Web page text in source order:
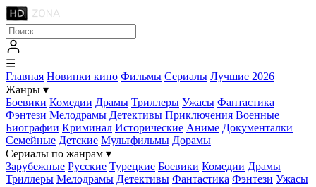
☰
Главная Новинки кино Фильмы Сериалы Лучшие 2026
Жанры ▾
Боевики Комедии Драмы Триллеры Ужасы Фантастика
Фэнтези Мелодрамы Детективы Приключения Военные
Биографии Криминал Исторические Аниме Документалки
Семейные Детские Мультфильмы Дорамы
Сериалы по жанрам ▾
Зарубежные Русские Турецкие Боевики Комедии Драмы
Триллеры Мелодрамы Детективы Фантастика Фэнтези Ужасы